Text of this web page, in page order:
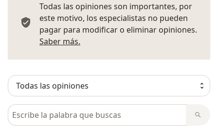
Todas las opiniones son importantes, por
este motivo, los especialistas no pueden
pagar para modificar o eliminar opiniones.
Saber más.
Busca en opiniones